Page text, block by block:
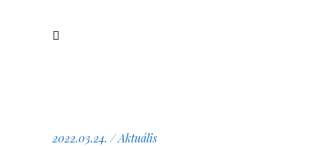
2022.03.24. Aktuális